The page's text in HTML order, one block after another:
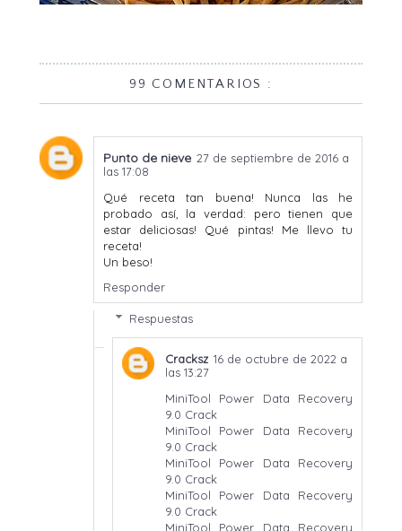
99 COMENTARIOS :
Punto de nieve 27 de septiembre de 2016 a
las 17:08
Qué receta tan buena! Nunca las he
probado así, la verdad: pero tienen que
estar deliciosas! Qué pintas! Me llevo tu
receta!
Un beso!
Responder
Respuestas
Cracksz 16 de octubre de 2022 a
las 13:27
MiniTool Power Data Recovery
9.0 Crack
MiniTool Power Data Recovery
9.0 Crack
MiniTool Power Data Recovery
9.0 Crack
MiniTool Power Data Recovery
9.0 Crack
MiniTool Power Data Recovery